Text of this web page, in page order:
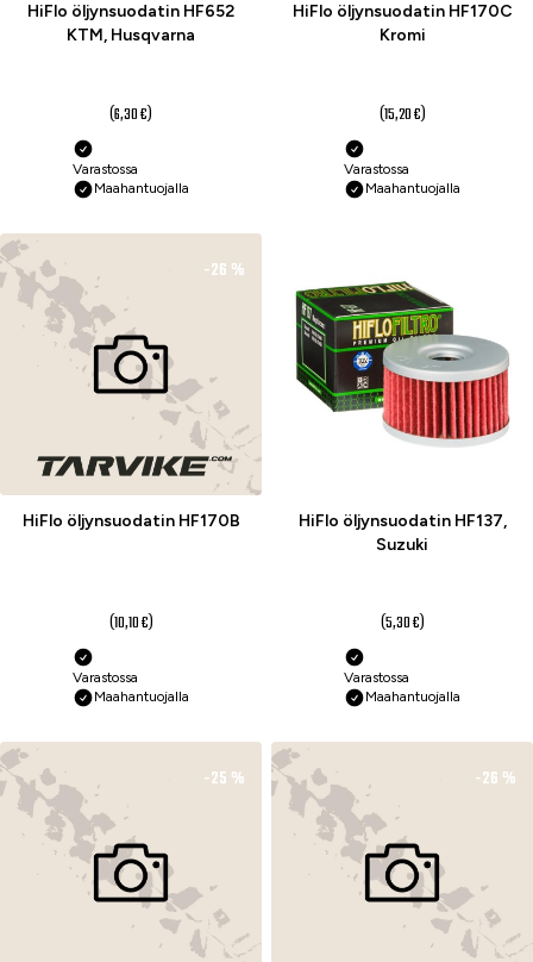
HiFlo öljynsuodatin HF652
KTM, Husqvarna
(6,30 €)
Varastossa
Maahantuojalla
HiFlo öljynsuodatin HF170C
Kromi
(15,20 €)
Varastossa
Maahantuojalla
-26 %
HiFlo öljynsuodatin HF170B
(10,10 €)
Varastossa
Maahantuojalla
HiFlo öljynsuodatin HF137,
Suzuki
(5,30 €)
Varastossa
Maahantuojalla
-25 % -26 %